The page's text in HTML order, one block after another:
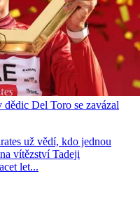
Del Toro se zavázal
už vědí, kdo jednou
vítězství Tadeji
let...